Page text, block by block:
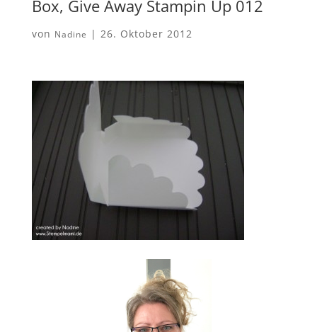
Box, Give Away Stampin Up 012
von Nadine | 26. Oktober 2012